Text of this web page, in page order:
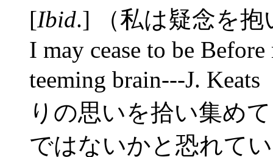
[Ibid.] （私は疑念を
I may cease to be
teeming brain---J.
りの思いを拾い集め
ではないかと恐れてい